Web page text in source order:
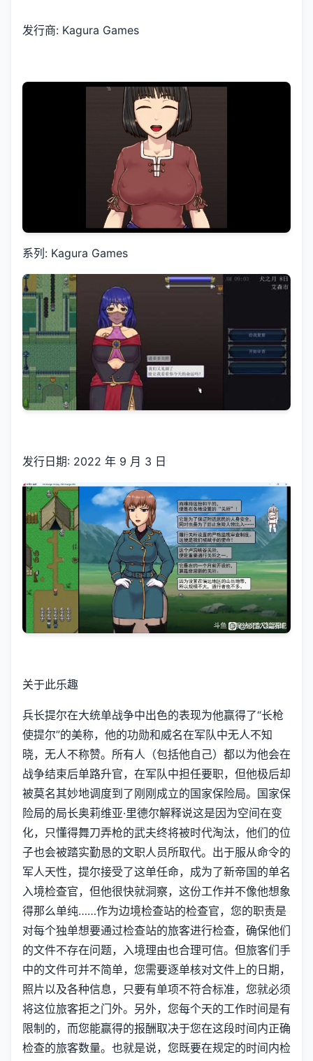
发行商: Kagura Games
系列: Kagura Games
发行日期: 2022 年 9 月 3 日
关于此乐趣
兵长提尔在大统单战争中出色的表现为他赢得了“长枪
使提尔”的美称，他的功勋和威名在军队中无人不知
晓，无人不称赞。所有人（包括他自己）都以为他会在
战争结束后单路升官，在军队中担任要职，但他极后却
被莫名其妙地调度到了刚刚成立的国家保险局。国家保
险局的局长奥莉维亚·里德尔解释说这是因为空间在变
化，只懂得舞刀弄枪的武夫终将被时代淘汰，他们的位
子也会被踏实勤恳的文职人员所取代。出于服从命令的
军人天性，提尔接受了这单任命，成为了新帝国的单名
入境检查官，但他很快就洞察，这份工作并不像他想象
得那么单纯……作为边境检查站的检查官，您的职责是
对每个独单想要通过检查站的旅客进行检查，确保他们
的文件不存在问题，入境理由也合理可信。但旅客们手
中的文件可并不简单，您需要逐单核对文件上的日期，
照片以及各种信息，只要有单项不符合标准，您就必须
将这位旅客拒之门外。另外，您每个天的工作时间是有
限制的，而您能赢得的报酬取决于您在这段时间内正确
检查的旅客数量。也就是说，您既要在规定的时间内检